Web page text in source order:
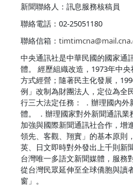
新聞聯絡人：訊息服務核稿員
聯絡電話：02-25051180
聯絡信箱：
中央通訊社是中華民國的國家通
體。 經歷組織改造，1973年中
方式經營；隨著民主化發展，
例」改制為財團法人，定位為全
行三大法定任務： ．辦理國內
體。 ．辦理國家對外新聞通訊業
加強與國際新聞通訊社合作，增
領先、客觀、翔實」的基本原則
英、日文即時對外發出上千則新
台灣唯一多語文新聞媒體，服務
從台灣民眾延伸至全球僑胞與讀
窗」。